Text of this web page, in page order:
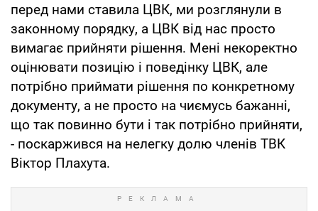
перед нами ставила ЦВК, ми розглянули в
законному порядку, а ЦВК від нас просто
вимагає прийняти рішення. Мені некоректно
оцінювати позицію і поведінку ЦВК, але
потрібно приймати рішення по конкретному
документу, а не просто на чиємусь бажанні,
що так повинно бути і так потрібно прийняти,
- поскаржився на нелегку долю членів ТВК
Віктор Плахута.